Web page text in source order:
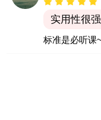
实用性很强
标准是必听课